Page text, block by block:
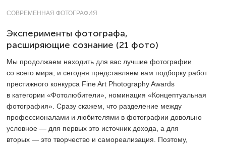
СОВРЕМЕННАЯ ФОТОГРАФИЯ
Эксперименты фотографа,
расширяющие сознание (21 фото)
Мы продолжаем находить для вас лучшие фотографии
со всего мира, и сегодня представляем вам подборку работ
престижного конкурса Fine Art Photography Awards
в категории «Фотолюбители», номинация «Концептуальная
фотография». Сразу скажем, что разделение между
профессионалами и любителями в фотографии довольно
условное — для первых это источник дохода, а для
вторых — это творчество и самореализация. Поэтому,